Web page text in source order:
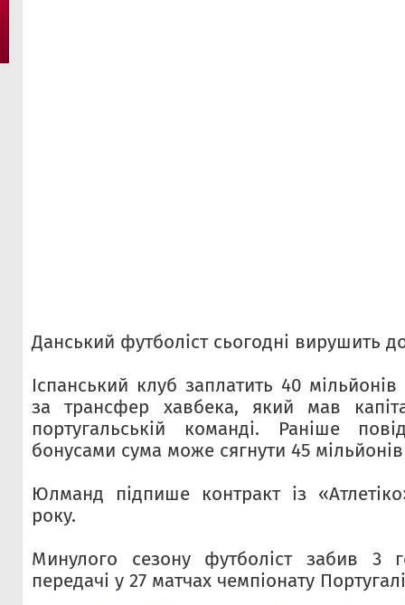
Данський футболіст сьогодні вирушить
Іспанський клуб заплатить 40
за трансфер хавбека, який мав
португальській команді. Раніше
бонусами сума може сягнути 45
Юлманд підпише контракт із
року.
Минулого сезону футболіст забив 3
передачі у 27 матчах чемпіонату